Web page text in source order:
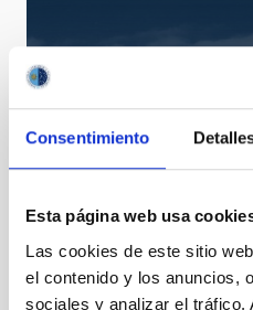
Consentimiento
Esta página web usa
Las cookies de este sitio
el contenido y los anuncios,
sociales y analizar el tráfico.
CTAO
Cherenkov Telescope Array